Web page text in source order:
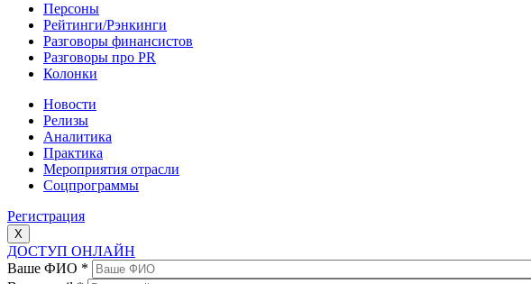
Персоны
Рейтинги/Рэнкинги
Разговоры финансистов
Разговоры про PR
Колонки
Новости
Релизы
Аналитика
Практика
Мероприятия отрасли
Соцпрограммы
Регистрация
X
ДОСТУП ОНЛАЙН
Ваше ФИО *